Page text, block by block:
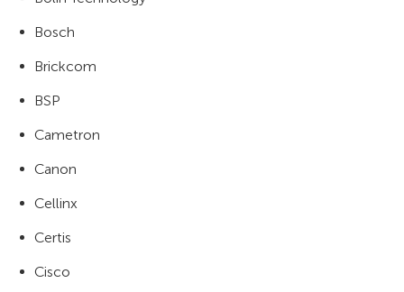
Bosch
Brickcom
BSP
Cametron
Canon
Cellinx
Certis
Cisco